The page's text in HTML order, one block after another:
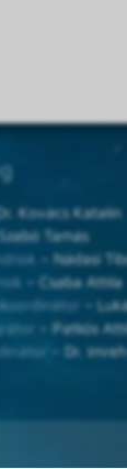
Kovács Katalin
Tamás
– Nádasi
– Csaba Attila
–
– Patkós
– Dr.